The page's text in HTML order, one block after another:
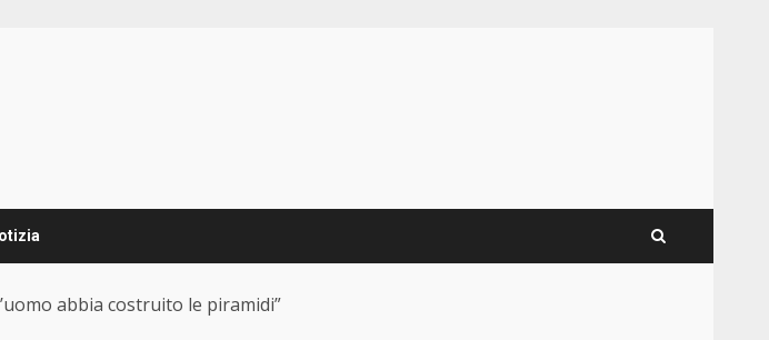
abbia costruito le piramidi”